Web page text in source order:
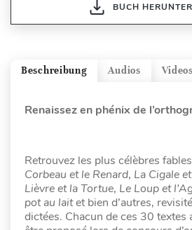
BUCH
Videos
Audios
Beschreibung
Renaissez en phénix de
Retrouvez les plus célèbres
Corbeau et le Renard, La Cigale
Lièvre et la Tortue, Le Loup et
pot au laitet bien d’autres,
dictées. Chacun de ces 30 textes